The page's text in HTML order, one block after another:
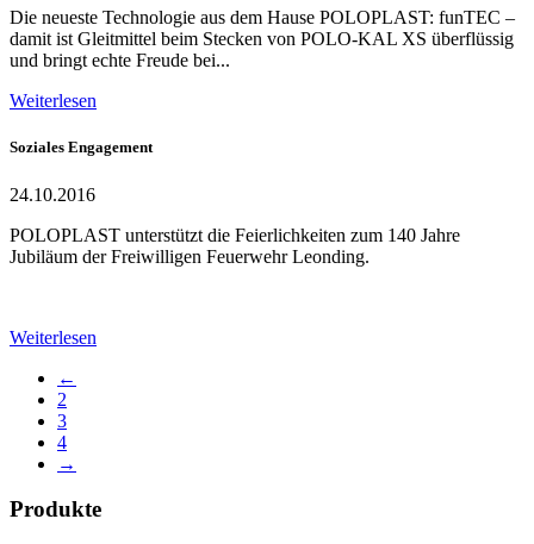
Die neueste Technologie aus dem Hause POLOPLAST: funTEC –
damit ist Gleitmittel beim Stecken von POLO-KAL XS überflüssig
und bringt echte Freude bei...
Weiterlesen
Soziales Engagement
24.10.2016
POLOPLAST unterstützt die Feierlichkeiten zum 140 Jahre
Jubiläum der Freiwilligen Feuerwehr Leonding.
Weiterlesen
←
2
3
4
→
Produkte